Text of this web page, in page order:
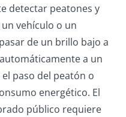
detectar peatones y
vehículo o un
de un brillo bajo a
a un
paso del peatón o
energético. El
público requiere